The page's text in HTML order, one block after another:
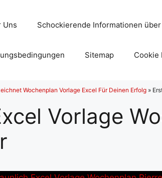
Uns Schockierende Informationen
Sitemap Cookie
Wochenplan Vorlage Excel Für Deinen Erfolg »
Vorlage